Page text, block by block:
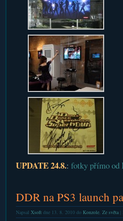
UPDATE 24.8.: fotky přímo od
DDR na PS3 launch
Napsal Xsoftdne 13. 8. 2010 do Konzole, Ze světa|